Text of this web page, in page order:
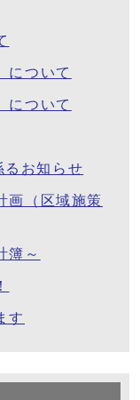
について
について
お知らせ
画（区域施策
簿～
す